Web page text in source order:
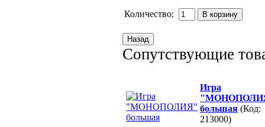
Количество:
Сопутствующие
Игра
большая (Код:
213000)